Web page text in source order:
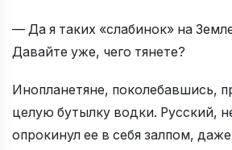
— Да я таких «слабинок» на
Давайте уже, чего тянете?
Инопланетяне, поколебавшись,
целую бутылку водки. Русский,
опрокинул ее в себя залпом,